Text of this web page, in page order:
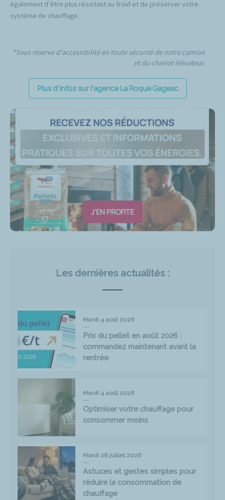
également d’être plus résistant au froid et de préserver votre
système de chauffage.
*Sous réserve d'accessibilité en toute sécurité de notre camion
et du chariot élévateur.
Plus d'infos sur l'agence La Roque Gageac
J'EN PROFITE
Les dernières actualités :
Mardi 4 août 2026
Prix du pellet en août 2026 :
commandez maintenant avant la
rentrée
Mardi 4 août 2026
Optimiser votre chauffage pour
consommer moins
Mardi 28 juillet 2026
Astuces et gestes simples pour
réduire la consommation de
chauffage